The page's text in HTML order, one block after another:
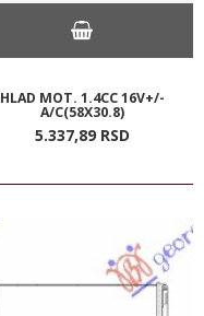
HLAD MOT. 1.4CC 16V+/-
A/C(58X30.8)
5.337,89 RSD